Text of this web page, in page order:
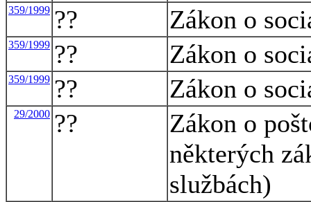
359/1999 ?? Zákon o
359/1999 ?? Zákon o
359/1999 ?? Zákon o
29/2000 ??
Zákon o
některých
službách)